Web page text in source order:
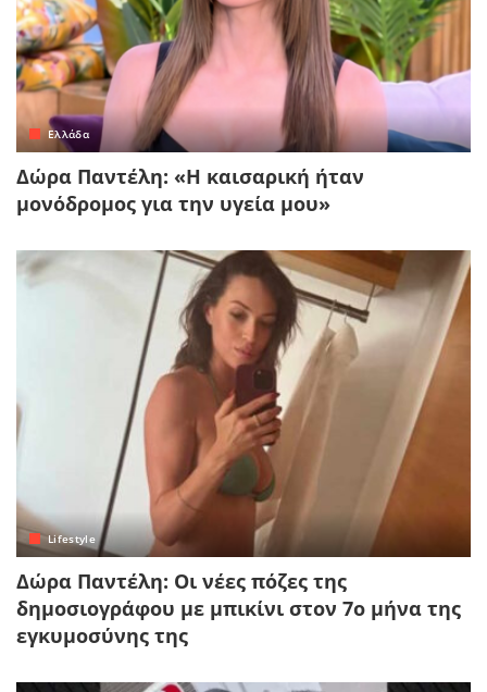
Ελλάδα
Δώρα Παντέλη: «Η καισαρική ήταν
μονόδρομος για την υγεία μου»
Lifestyle
Δώρα Παντέλη: Οι νέες πόζες της
δημοσιογράφου με μπικίνι στον 7ο μήνα της
εγκυμοσύνης της